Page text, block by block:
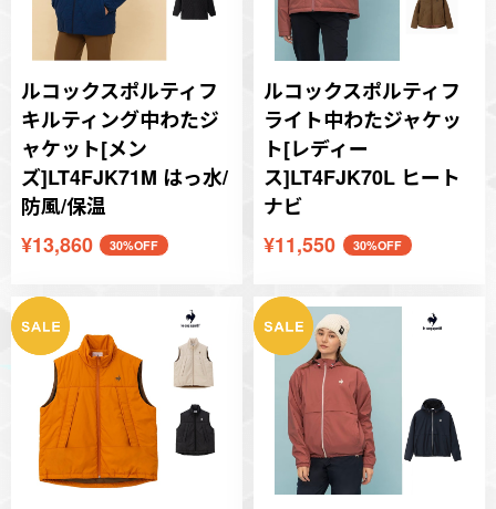
ルコックスポルティフ
キルティング中わたジ
ャケット[メン
ズ]LT4FJK71M はっ水/
防風/保温
¥13,860
30%OFF
ルコックスポルティフ
ライト中わたジャケッ
ト[レディー
ス]LT4FJK70L ヒート
ナビ
¥11,550
30%OFF